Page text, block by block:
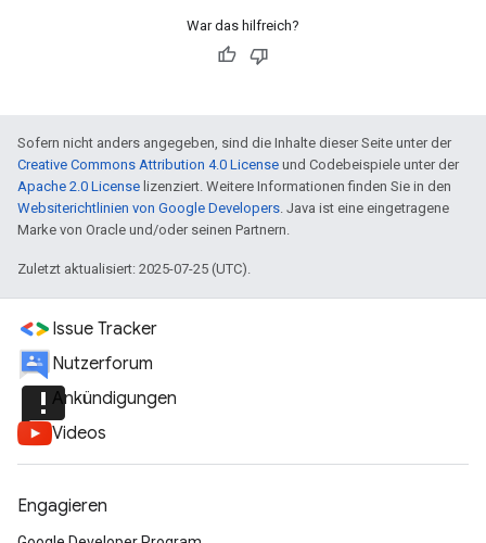
War das hilfreich?
Sofern nicht anders angegeben, sind die Inhalte dieser Seite unter der
Creative Commons Attribution 4.0 License und Codebeispiele unter der
Apache 2.0 License lizenziert. Weitere Informationen finden Sie in den
Websiterichtlinien von Google Developers. Java ist eine eingetragene
Marke von Oracle und/oder seinen Partnern.
Zuletzt aktualisiert: 2025-07-25 (UTC).
Issue Tracker
Nutzerforum
announcementAnkündigungen
Videos
Engagieren